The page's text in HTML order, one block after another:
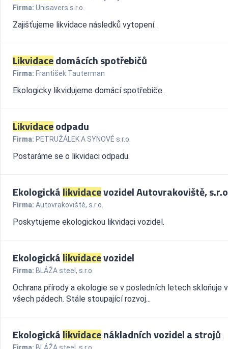
Firma: Unisavers s.r.o.
Zajišťujeme likvidace následků vytopení.
Likvidacedomácích spotřebičů
Firma: František Tauterman
Ekologicky likvidujeme domácí spotřebiče.
Likvidaceodpadu
Firma: PETRUŽÁLEK A SYNOVÉ s.r.o.
Postaráme se o likvidaci odpadu.
Ekologickálikvidacevozidel Autovrakoviště,
Firma: Autovrakoviště, s.r.o.
Poskytujeme ekologickou likvidaci vozidel.
Ekologickálikvidacevozidel
Firma: BLÁŽA steel, s.r.o.
Ochrana přírody a ekologie se v posledních letech skloňuje
všech pádech. Stále stoupající rozvoj...
Ekologickálikvidacenákladních vozidel a strojů